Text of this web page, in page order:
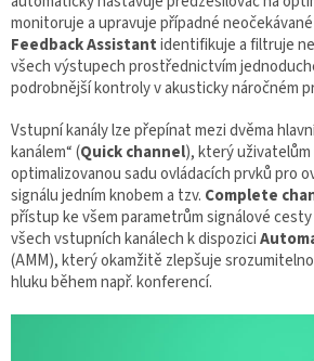
monitoruje a upravuje případné
Feedback Assistantidentifikuje a filtruje
všech výstupech prostřednictvím
podrobnější kontroly v akusticky náročném
Vstupní kanály lze přepínat mezi dvěma
kanálem“ (Quick channel), který
optimalizovanou sadu ovládacích prvků pro
signálu jedním knobem a tzv. Complete
přístup ke všem parametrům signálové
všech vstupních kanálech k dispozici
(AMM), který okamžitě zlepšuje
hluku během např. konferencí.